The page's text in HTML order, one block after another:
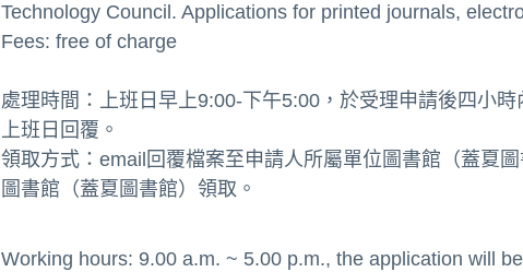
Technology Council. Applications for printed journals,
Fees: free of charge
處理時間：上班日早上9:00-下午5:00，於受理申請後四小
上班日回覆。
領取方式：email回覆檔案至申請人所屬單位圖書館 （蓋夏圖
圖書館 （蓋夏圖書館） 領取。
Working hours: 9.00 a.m. ~ 5.00 p.m., the application will